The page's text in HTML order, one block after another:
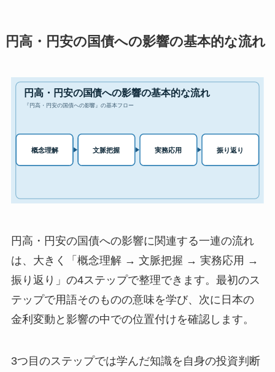
円高・円安の国債への影響の基本的な流れ
円高・円安の国債への影響に関連する一連の流れ
は、大きく「概念理解 → 文脈把握 → 実務応用 →
振り返り」の4ステップで整理できます。最初のス
テップで用語そのものの意味を学び、次に日本の
金利変動と影響の中での位置付けを確認します。
3つ目のステップでは学んだ知識を自身の投資判断